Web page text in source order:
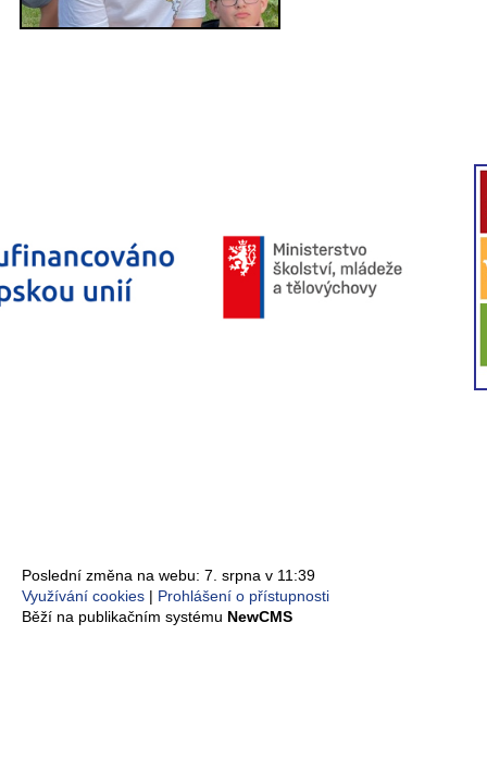
Poslední změna na webu: 7. srpna v 11:39
Využívání cookies
Prohlášení o přístupnosti
Běží na publikačním systému NewCMS